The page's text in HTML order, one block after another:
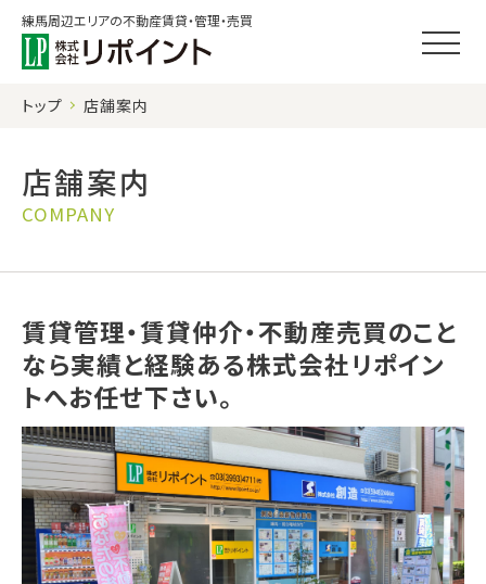
練馬周辺エリアの不動産賃貸・管理・売買
トップ 店舗案内
店舗案内
COMPANY
賃貸管理・賃貸仲介・不動産売買のこと
なら実績と経験ある株式会社リポイン
トへお任せ下さい。